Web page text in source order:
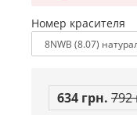
Номер красителя
634 грн. 792